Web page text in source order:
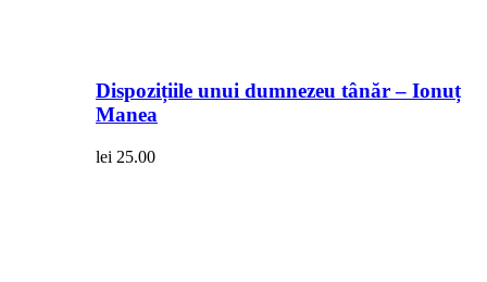
Dispozițiile unui dumnezeu tânăr – Ionuț
Manea
lei 25.00